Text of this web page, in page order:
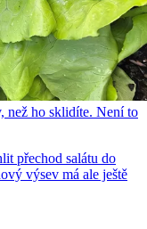
než ho sklidíte. Není to
přechod salátu do
výsev má ale ještě